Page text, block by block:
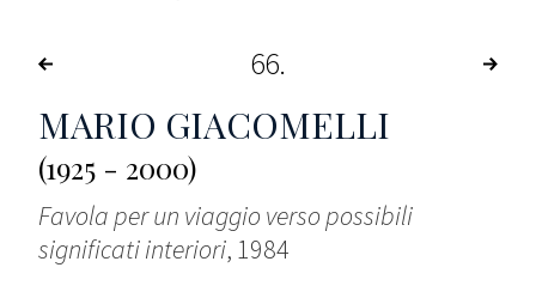
66
MARIO GIACOMELLI
(1925 - 2000)
Favola per un viaggio verso possibili
significati interiori, 1984